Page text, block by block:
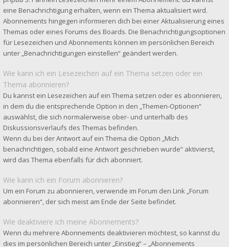
eine Benachrichtigung erhalten, wenn ein Thema aktualisiert wird.
Abonnements hingegen informieren dich bei einer Aktualisierung eines
Themas oder eines Forums des Boards. Die Benachrichtigungsoptionen
für Lesezeichen und Abonnements können im persönlichen Bereich
unter „Benachrichtigungen einstellen“ geändert werden.
Wie kann ich ein Lesezeichen auf ein Thema setzen oder ein
Thema abonnieren?
Du kannst ein Lesezeichen auf ein Thema setzen oder es abonnieren,
in dem du die entsprechende Option in den „Themen-Optionen“
auswählst, die sich normalerweise ober- und unterhalb des
Diskussionsverlaufs des Themas befinden.
Wenn du bei der Antwort auf ein Thema die Option „Mich
benachrichtigen, sobald eine Antwort geschrieben wurde“ aktivierst,
wird das Thema ebenfalls für dich abonniert.
Wie kann ich ein Forum abonnieren?
Um ein Forum zu abonnieren, verwende im Forum den Link „Forum
abonnieren“, der sich meist am Ende der Seite befindet.
Wie deaktiviere ich meine Abonnements?
Wenn du mehrere Abonnements deaktivieren möchtest, so kannst du
dies im persönlichen Bereich unter „Einstieg“ – „Abonnements